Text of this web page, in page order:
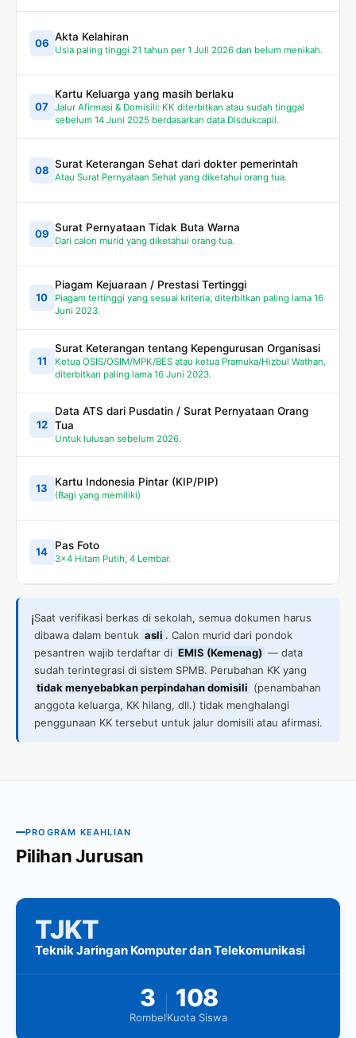
06 Akta Kelahiran
Usia paling tinggi 21 tahun per 1 Juli 2026 dan belum menikah.
07
Kartu Keluarga yang masih berlaku
Jalur Afirmasi & Domisili: KK diterbitkan atau sudah tinggal
sebelum 14 Juni 2025 berdasarkan data Disdukcapil.
08 Surat Keterangan Sehat dari dokter pemerintah
Atau Surat Pernyataan Sehat yang diketahui orang tua.
09 Surat Pernyataan Tidak Buta Warna
Dari calon murid yang diketahui orang tua.
10
Piagam Kejuaraan / Prestasi Tertinggi
Piagam tertinggi yang sesuai kriteria, diterbitkan paling lama 16
Juni 2023.
11
Surat Keterangan tentang Kepengurusan Organisasi
Ketua OSIS/OSIM/MPK/BES atau ketua Pramuka/Hizbul Wathan,
diterbitkan paling lama 16 Juni 2023.
12
Data ATS dari Pusdatin / Surat Pernyataan Orang
Tua
Untuk lulusan sebelum 2026.
13 Kartu Indonesia Pintar (KIP/PIP)
(Bagi yang memiliki)
14 Pas Foto
3×4 Hitam Putih, 4 Lembar.
ℹ️Saat verifikasi berkas di sekolah, semua dokumen harus
dibawa dalam bentuk asli . Calon murid dari pondok
pesantren wajib terdaftar di EMIS (Kemenag) — data
sudah terintegrasi di sistem SPMB. Perubahan KK yang
tidak menyebabkan perpindahan domisili (penambahan
anggota keluarga, KK hilang, dll.) tidak menghalangi
penggunaan KK tersebut untuk jalur domisili atau afirmasi.
PROGRAM KEAHLIAN
Pilihan Jurusan
TJKT
Teknik Jaringan Komputer dan Telekomunikasi
3
Rombel
108
Kuota Siswa